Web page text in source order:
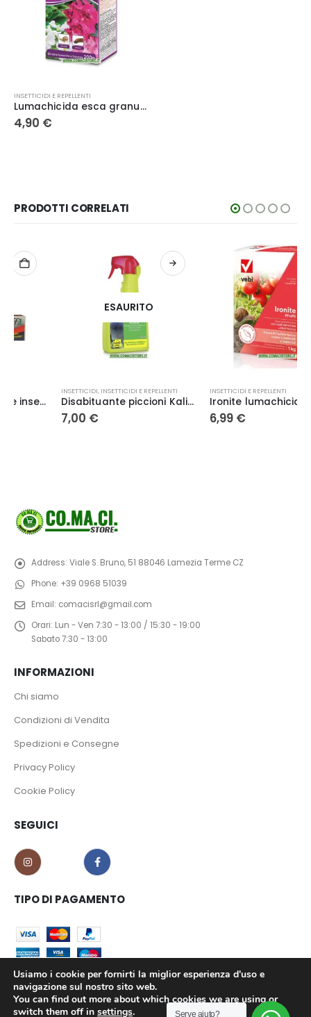
INSETTICIDI E REPELLENTI
Lumachicida esca granulare 200 g – Adama
4,90 €
PRODOTTI CORRELATI
ESAURITO
INSETTICIDI E REPELLENTI
Disabituante piccioni Kalif 750ml – Verde vivo
INSETTICIDI E REPELLENTI
Ironite lumachicida granulare – fosfato ferrico per lumache e limacce 1 kg – Vebi
Address: Viale S. Bruno, 51 88046 Lamezia Terme CZ
Phone: +39 0968 51039
Email: comacisrl@gmail.com
Orari: Lun - Ven 7:30 - 13:00 / 15:30 - 19:00
Sabato 7:30 - 13:00
INFORMAZIONI
Chi siamo
Condizioni di Vendita
Spedizioni e Consegne
Privacy Policy
Cookie Policy
SEGUICI
TIPO DI PAGAMENTO
CO.MA.CI S.r.l. - P.iva 02639180799 © 2023. All Rights Reserved.
Usiamo i cookie per fornirti la miglior esperienza d'uso e
navigazione sul nostro sito web.
You can find out more about which cookies we are using or
switch them off in settings. Serve aiuto?